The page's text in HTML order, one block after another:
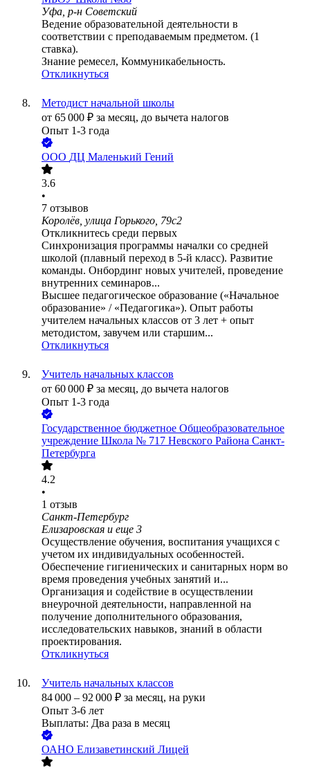
Уфа, р-н Советский
Ведение образовательной деятельности в
соответствии с преподаваемым предметом. (1
ставка).
Знание ремесел, Коммуникабельность.
Откликнуться
Методист начальной школы
от 65 000 ₽ за месяц, до вычета налогов
Опыт 1-3 года
ООО ДЦ Маленький Гений
3.6
•
7 отзывов
Королёв, улица Горького, 79с2
Откликнитесь среди первых
Синхронизация программы началки со средней
школой (плавный переход в 5-й класс). Развитие
команды. Онбординг новых учителей, проведение
внутренних семинаров...
Высшее педагогическое образование («Начальное
образование» / «Педагогика»). Опыт работы
учителем начальных классов от 3 лет + опыт
методистом, завучем или старшим...
Откликнуться
Учитель начальных классов
от 60 000 ₽ за месяц, до вычета налогов
Опыт 1-3 года
Государственное бюджетное Общеобразовательное
учреждение Школа № 717 Невского Района Санкт-
Петербурга
4.2
•
1 отзыв
Санкт-Петербург
Елизаровская и еще 3
Осуществление обучения, воспитания учащихся с
учетом их индивидуальных особенностей.
Обеспечение гигиенических и санитарных норм во
время проведения учебных занятий и...
Организация и содействие в осуществлении
внеурочной деятельности, направленной на
получение дополнительного образования,
исследовательских навыков, знаний в области
проектирования.
Откликнуться
Учитель начальных классов
84 000 – 92 000 ₽ за месяц, на руки
Опыт 3-6 лет
Выплаты: Два раза в месяц
ОАНО Елизаветинский Лицей